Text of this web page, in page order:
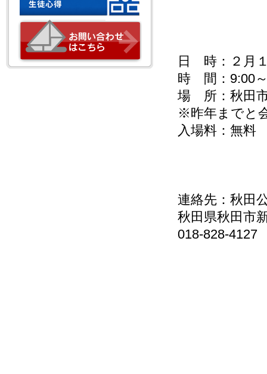
日 時：２月
時 間：9:00
場 所：秋田
※昨年までと
入場料：無料
連絡先：秋田
秋田県秋田市
018-828-4127